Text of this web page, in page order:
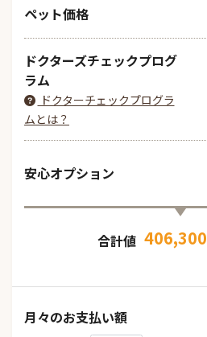
ペット価格
ドクターズチェックプログ
ラム
ドクターチェックプログラ
ムとは？
安心オプション
合計値 406,300
月々のお支払い額